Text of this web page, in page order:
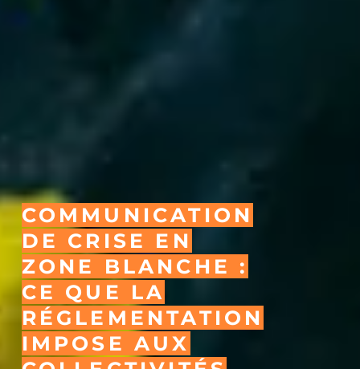
COMMUNICATION
DE CRISE EN
ZONE BLANCHE :
CE QUE LA
RÉGLEMENTATION
IMPOSE AUX